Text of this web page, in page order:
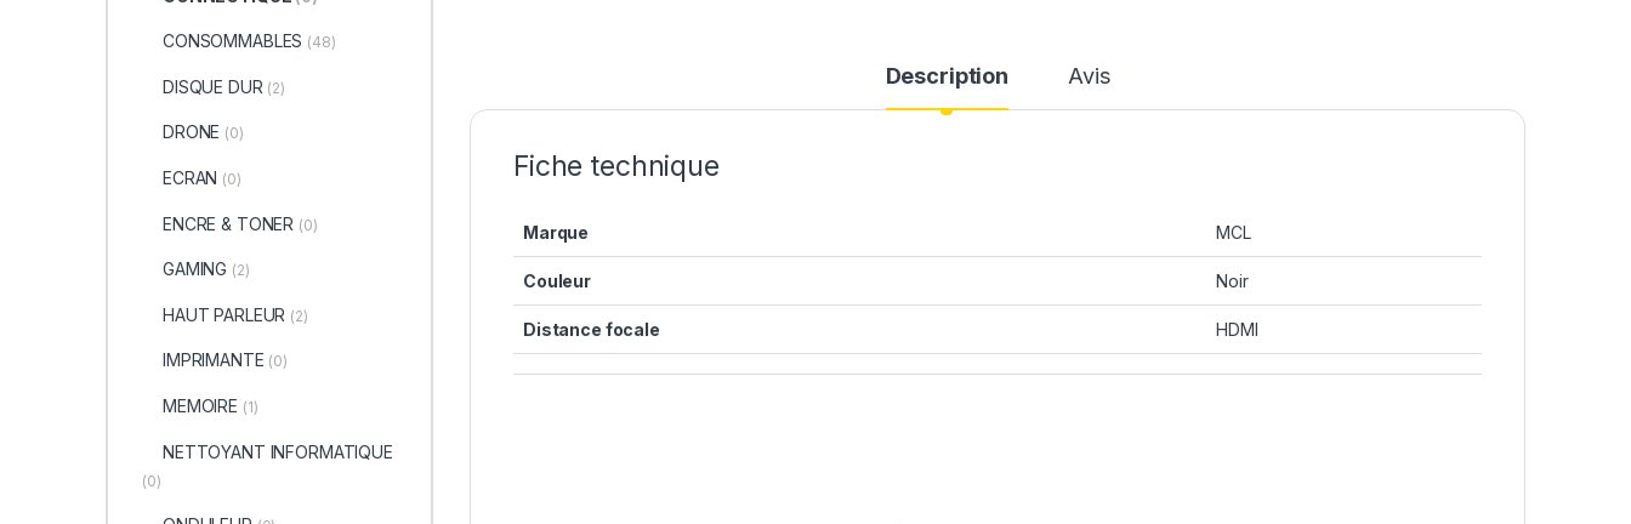
Description Avis
Fiche technique
Marque MCL
Couleur Noir
Distance focale HDMI
CONSOMMABLES (48)
DISQUE DUR (2)
DRONE (0)
ECRAN (0)
ENCRE & TONER (0)
GAMING (2)
HAUT PARLEUR (2)
IMPRIMANTE (0)
MEMOIRE (1)
NETTOYANT INFORMATIQUE
(0)